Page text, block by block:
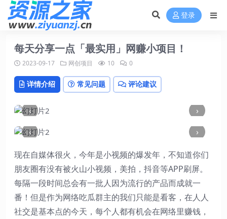
登录
每天分享一点「最实用」网赚小项目！
2023-09-17 网创项目 10 0
详情介绍 常见问题 评论建议
‹
›
‹
›
现在自媒体很火，今年是小视频的爆发年，不知道你们
朋友圈有没有被火山小视频，美拍，抖音等APP刷屏。
每隔一段时间总会有一批人因为流行的产品而成就一
番！但是作为网络吃瓜群主的我们只能是看客，在人人
社交是基本点的今天，每个人都有机会在网络里赚钱，